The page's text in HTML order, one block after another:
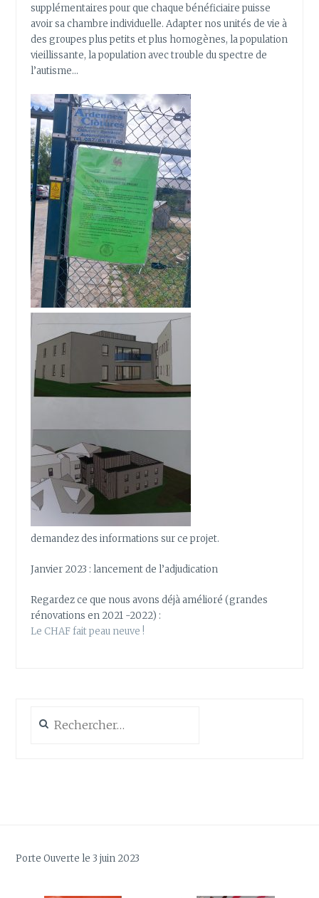
supplémentaires pour que chaque bénéficiaire puisse
avoir sa chambre individuelle. Adapter nos unités de vie à
des groupes plus petits et plus homogènes, la population
vieillissante, la population avec trouble du spectre de
l’autisme…
demandez des informations sur ce projet.
Janvier 2023 : lancement de l’adjudication
Regardez ce que nous avons déjà amélioré (grandes
rénovations en 2021 -2022) :
Le CHAF fait peau neuve !
Porte Ouverte le 3 juin 2023